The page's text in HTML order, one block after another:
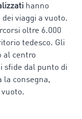
hanno
viaggi a vuoto.
oltre 6.000
tedesco. Gli
al centro
sfide dal punto di
la consegna,